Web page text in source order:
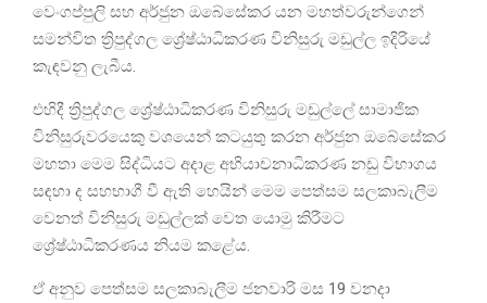
වෙංගප්පුලි සහ අර්ජුන ඔබේසේකර යන මහත්වරුන්ගෙන්
සමන්විත ත්‍රිපුද්ගල ශ්‍රේෂ්ඨාධිකරණ විනිසුරු මඩුල්ල ඉදිරියේ
කැඳවනු ලැබීය.
එහිදී ත්‍රිපුද්ගල ශ්‍රේෂ්ඨාධිකරණ විනිසුරු මඩුල්ලේ සාමාජික
විනිසුරුවරයෙකු වශයෙන් කටයුතු කරන අර්ජුන ඔබේසේකර
මහතා මෙම සිද්ධියට අදාළ අභියාචනාධිකරණ නඩු විභාගය
සඳහා ද සහභාගී වී ඇති හෙයින් මෙම පෙත්සම සලකාබැලීම
වෙනත් විනිසුරු මඩුල්ලක් වෙත යොමු කිරීමට
ශ්‍රේෂ්ඨාධිකරණය නියම කළේය.
ඒ අනුව පෙත්සම සලකාබැලීම ජනවාරි මස 19 වනදා